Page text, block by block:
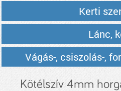
Kerti
Lánc,
Vágás-, csiszolás-,
Kötélszív 4mm